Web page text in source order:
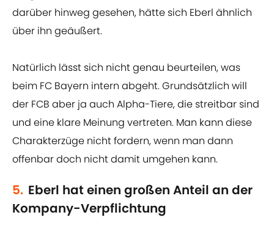
darüber hinweg gesehen, hätte sich Eberl ähnlich
über ihn geäußert.
Natürlich lässt sich nicht genau beurteilen, was
beim FC Bayern intern abgeht. Grundsätzlich will
der FCB aber ja auch Alpha-Tiere, die streitbar sind
und eine klare Meinung vertreten. Man kann diese
Charakterzüge nicht fordern, wenn man dann
offenbar doch nicht damit umgehen kann.
5. Eberl hat einen großen Anteil an der
Kompany-Verpflichtung